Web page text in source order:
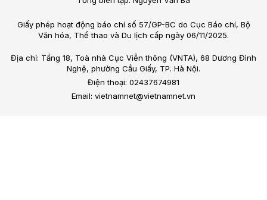
Giấy phép hoạt động báo chí số 57/GP-BC do Cục Báo chí, Bộ
Văn hóa, Thể thao và Du lịch cấp ngày 06/11/2025.
Địa chỉ: Tầng 18, Toà nhà Cục Viễn thông (VNTA), 68 Dương Đình
Nghệ, phường Cầu Giấy, TP. Hà Nội.
Điện thoại: 02437674981
Email: vietnamnet@vietnamnet.vn